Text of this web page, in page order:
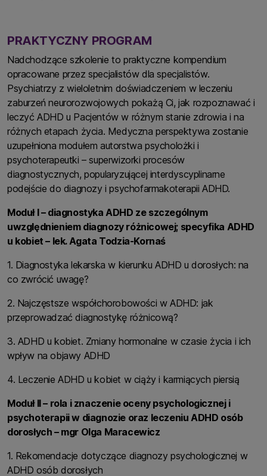
PRAKTYCZNY PROGRAM
Nadchodzące szkolenie to praktyczne kompendium
opracowane przez specjalistów dla specjalistów.
Psychiatrzy z wieloletnim doświadczeniem w leczeniu
zaburzeń neurorozwojowych pokażą Ci, jak rozpoznawać i
leczyć ADHD u Pacjentów w różnym stanie zdrowia i na
różnych etapach życia. Medyczna perspektywa zostanie
uzupełniona modułem autorstwa psycholożki i
psychoterapeutki – superwizorki procesów
diagnostycznych, popularyzującej interdyscyplinarne
podejście do diagnozy i psychofarmakoterapii ADHD.
Moduł I – diagnostyka ADHD ze szczególnym
uwzględnieniem diagnozy różnicowej; specyfika ADHD
u kobiet – lek. Agata Todzia-Kornaś
1. Diagnostyka lekarska w kierunku ADHD u dorosłych: na
co zwrócić uwagę?
2. Najczęstsze współchorobowości w ADHD: jak
przeprowadzać diagnostykę różnicową?
3. ADHD u kobiet. Zmiany hormonalne w czasie życia i ich
wpływ na objawy ADHD
4. Leczenie ADHD u kobiet w ciąży i karmiących piersią
Moduł II – rola i znaczenie oceny psychologicznej i
psychoterapii w diagnozie oraz leczeniu ADHD osób
dorosłych – mgr Olga Maracewicz
1. Rekomendacje dotyczące diagnozy psychologicznej w
ADHD osób dorosłych